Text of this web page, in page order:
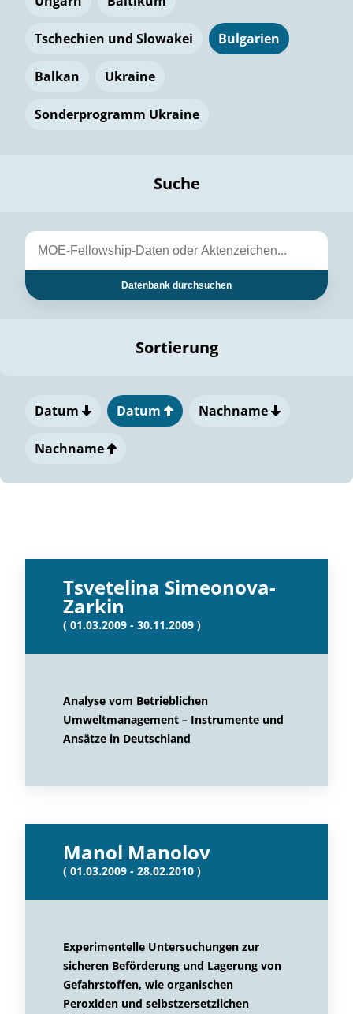
Tschechien und Slowakei Bulgarien
Balkan Ukraine
Sonderprogramm Ukraine
Suche
Datenbank durchsuchen
Sortierung
Datum Datum Nachname
Nachname
Tsvetelina Simeonova-
Zarkin
( 01.03.2009 - 30.11.2009 )
Analyse vom Betrieblichen
Umweltmanagement – Instrumente und
Ansätze in Deutschland
Manol Manolov
( 01.03.2009 - 28.02.2010 )
Experimentelle Untersuchungen zur
sicheren Beförderung und Lagerung von
Gefahrstoffen, wie organischen
Peroxiden und selbstzersetzlichen